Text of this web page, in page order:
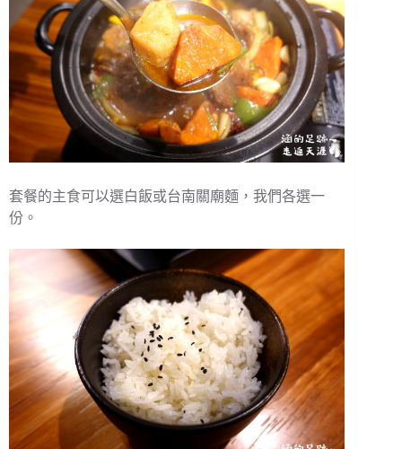
套餐的主食可以選白飯或台南關廟麵，我們各選一
份。